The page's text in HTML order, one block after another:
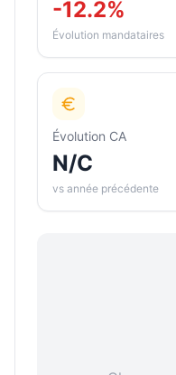
-12.2%
Évolution mandataires
Évolution CA
N/C
vs année précédente